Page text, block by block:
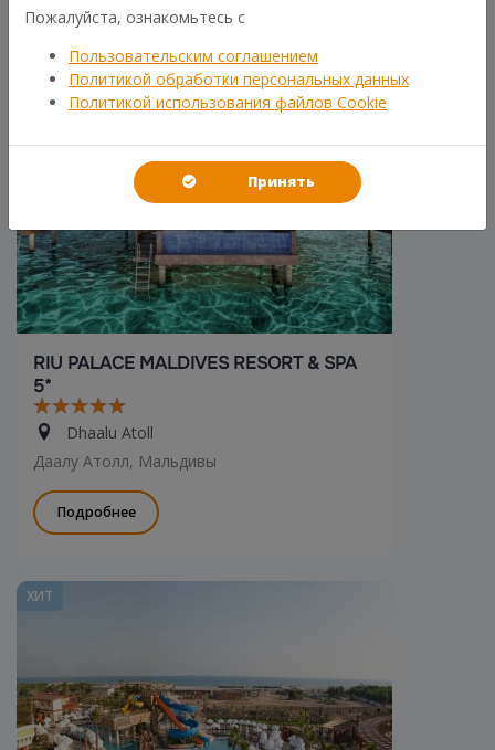
ХИТ
RIU PALACE MALDIVES RESORT & SPA
5*
Dhaalu Atoll
Даалу Атолл, Мальдивы
Подробнее
ХИТ
Пожалуйста, ознакомьтесь с
Пользовательским соглашением
Политикой обработки персональных данных
Политикой использования файлов Cookie
Принять